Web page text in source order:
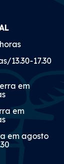
13.30-17.30
em
em
em agosto